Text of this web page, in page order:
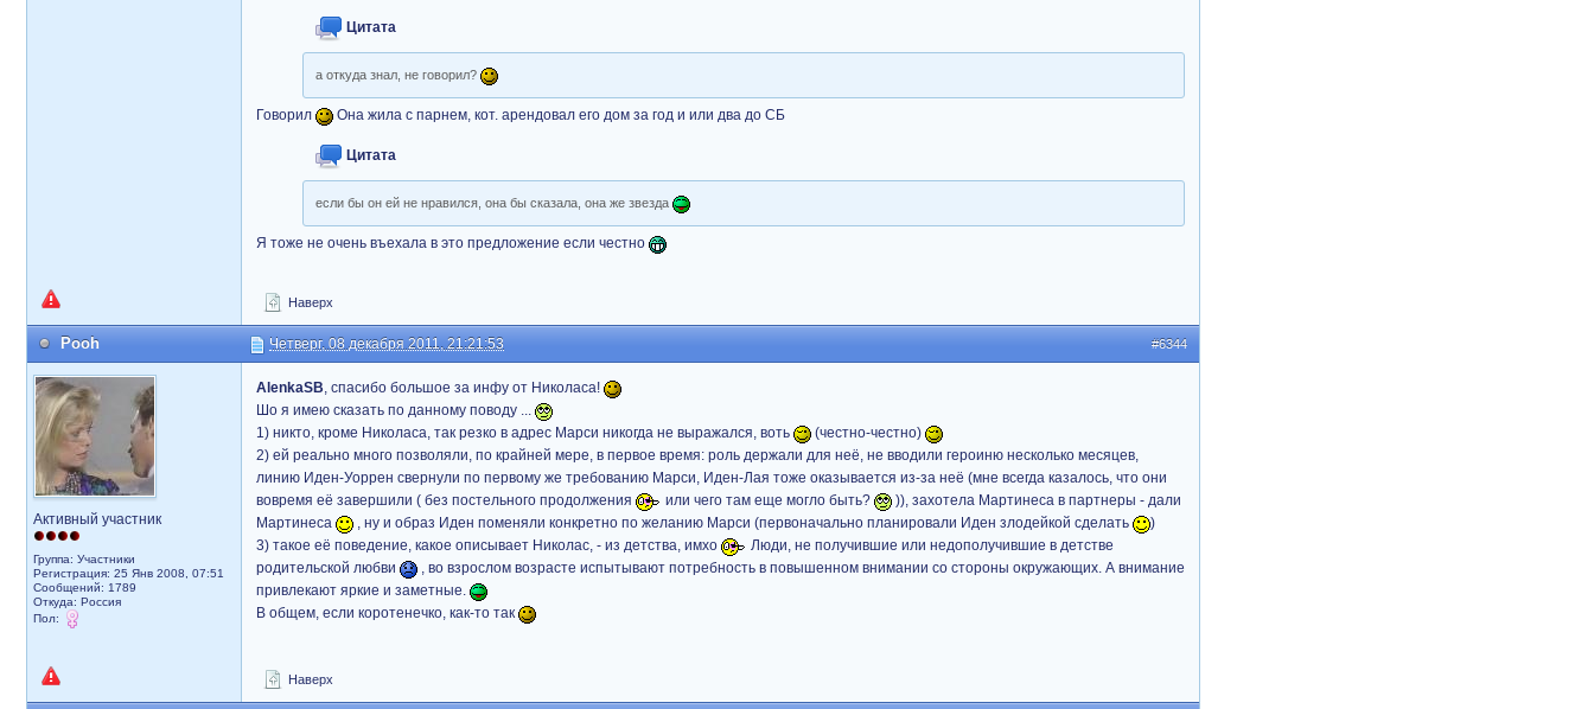
Цитата
а откуда знал, не говорил?
Говорил Она жила с парнем, кот. арендовал его дом за год и или два до СБ
Цитата
если бы он ей не нравился, она бы сказала, она же звезда
Я тоже не очень въехала в это предложение если честно
Наверх
#6344
Pooh Четверг, 08 декабря 2011, 21:21:53
Активный участник
Группа: Участники
Регистрация: 25 Янв 2008, 07:51
Сообщений: 1789
Откуда: Россия
Пол:
AlenkaSB, спасибо большое за инфу от Николаса!
Шо я имею сказать по данному поводу ...
1) никто, кроме Николаса, так резко в адрес Марси никогда не выражался, воть
(честно-честно)
2) ей реально много позволяли, по крайней мере, в первое время: роль держали для неё, не вводили героиню несколько месяцев,
линию Иден-Уоррен свернули по первому же требованию Марси, Иден-Лая тоже оказывается из-за неё (мне всегда казалось, что они
вовремя её завершили ( без постельного продолжения
или чего там еще могло быть?
)), захотела Мартинеса в партнеры - дали
Мартинеса
, ну и образ Иден поменяли конкретно по желанию Марси (первоначально планировали Иден злодейкой сделать
)
3) такое её поведение, какое описывает Николас, - из детства, имхо
Люди, не получившие или недополучившие в детстве
родительской любви
, во взрослом возрасте испытывают потребность в повышенном внимании со стороны окружающих. А внимание
привлекают яркие и заметные.
В общем, если коротенечко, как-то так
Наверх